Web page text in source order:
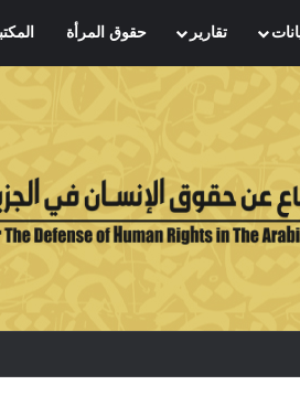
تقارير حقوق المرأة